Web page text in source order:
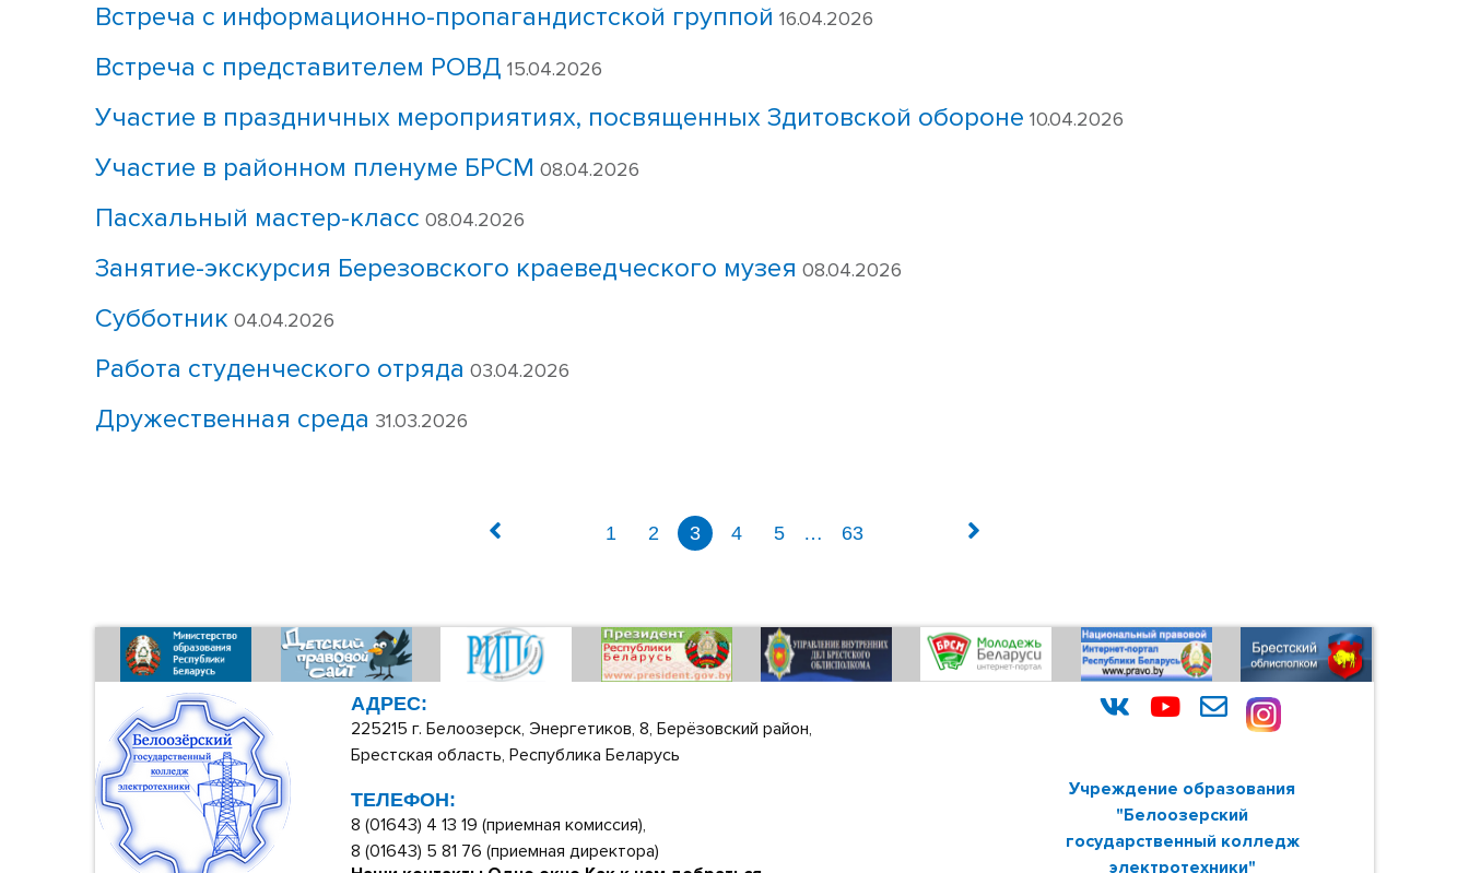
Встреча с информационно-пропагандистской группой 16.04.2026
Встреча с представителем РОВД 15.04.2026
Участие в праздничных мероприятиях, посвященных Здитовской обороне 10.04.2026
Участие в районном пленуме БРСМ 08.04.2026
Пасхальный мастер-класс 08.04.2026
Занятие-экскурсия Березовского краеведческого музея 08.04.2026
Субботник 04.04.2026
Работа студенческого отряда 03.04.2026
Дружественная среда 31.03.2026
1 2 3 4 5 … 63
АДРЕС:
225215 г. Белоозерск, Энергетиков, 8, Берёзовский район,
Брестская область, Республика Беларусь
ТЕЛЕФОН:
8 (01643) 4 13 19 (приемная комиссия),
8 (01643) 5 81 76 (приемная директора)
Учреждение образования
"Белоозерский
государственный колледж
электротехники"